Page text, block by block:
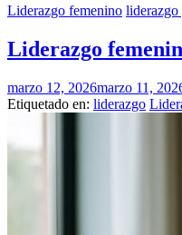
Liderazgo femenino liderazgo
Liderazgo
marzo 12, 2026marzo 11,
Etiquetado en: liderazgo